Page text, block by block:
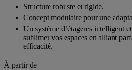
Structure robuste et rigide.
Concept modulaire pour une
Un système d’étagères intelligent
sublimer vos espaces en alliant
efficacité.
À partir de